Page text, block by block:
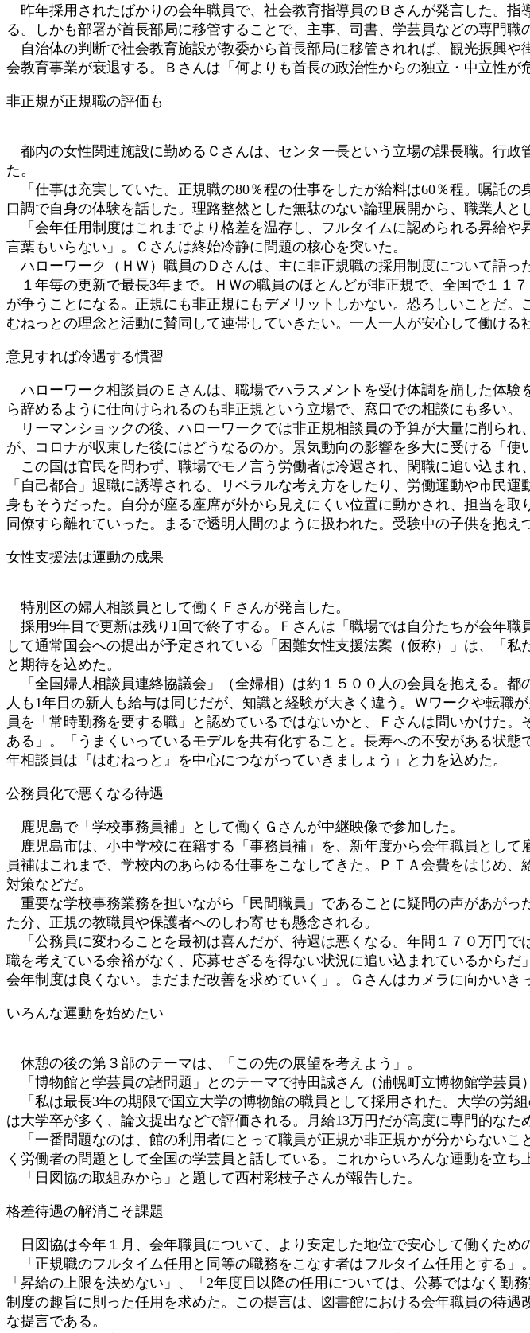
昨年採用されたばかりの会年職員で、社会教育指導員のＢさんが発言した。指
る。しかも部署が首長部局に移管することで、主事、司書、学芸員などの専門職
自治体の判断で社会教育施設が教委から首長部局に移管されれば、観光振興や
会教育事業が衰退する。Ｂさんは「何よりも首長の政治性からの独立・中立性
非正規が正規職の評価も
都内の女性関連施設に勤めるＣさんは、センター長という立場の課長職。行政
た。
「仕事は充実していた。正規職の80％程の仕事をしたが給料は60％程。嘱託
口調で自身の体験を話した。理路整然とした無駄のない論理展開から、職業人と
「会年任用制度はこれまでより格差を温存し、フルタイムに認められる昇給や
言葉もいらない」。Ｃさんは終始冷静に問題の核心を突いた。
ハローワーク（ＨＷ）職員のＤさんは、主に非正規職の採用制度について語っ
１年毎の更新で最長3年まで。ＨＷの職員のほとんどが非正規で、全国で１１
が争うことになる。正規にも非正規にもデメリットしかない。恐ろしいことだ
むねっとの理念と活動に賛同して連帯していきたい。一人一人が安心して働ける
意見すれば冷遇する慣習
ハローワーク相談員のＥさんは、職場でハラスメントを受け体調を崩した体験
ら辞めるように仕向けられるのも非正規という立場で、窓口での相談にも多い。
リーマンショックの後、ハローワークでは非正規相談員の予算が大量に削られ
が、コロナが収束した後にはどうなるのか。景気動向の影響を多大に受ける「使
この国は官民を問わず、職場でモノ言う労働者は冷遇され、閑職に追い込まれ、
「自己都合」退職に誘導される。リベラルな考え方をしたり、労働運動や市民
身もそうだった。自分が座る座席が外から見えにくい位置に動かされ、担当を
同僚すら離れていった。まるで透明人間のように扱われた。受験中の子供を抱え
女性支援法は運動の成果
特別区の婦人相談員として働くＦさんが発言した。
採用9年目で更新は残り1回で終了する。Ｆさんは「職場では自分たちが会年職
して通常国会への提出が予定されている「困難女性支援法案（仮称）」は、「
と期待を込めた。
「全国婦人相談員連絡協議会」（全婦相）は約１５００人の会員を抱える。都
人も1年目の新人も給与は同じだが、知識と経験が大きく違う。Ｗワークや転職
員を「常時勤務を要する職」と認めているではないかと、Ｆさんは問いかけた
ある」。「うまくいっているモデルを共有化すること。長寿への不安がある状
年相談員は『はむねっと』を中心につながっていきましょう」と力を込めた。
公務員化で悪くなる待遇
鹿児島で「学校事務員補」として働くＧさんが中継映像で参加した。
鹿児島市は、小中学校に在籍する「事務員補」を、新年度から会年職員として
員補はこれまで、学校内のあらゆる仕事をこなしてきた。ＰＴＡ会費をはじめ
対策などだ。
重要な学校事務業務を担いながら「民間職員」であることに疑問の声があがっ
た分、正規の教職員や保護者へのしわ寄せも懸念される。
「公務員に変わることを最初は喜んだが、待遇は悪くなる。年間１７０万円で
職を考えている余裕がなく、応募せざるを得ない状況に追い込まれているから
会年制度は良くない。まだまだ改善を求めていく」。Ｇさんはカメラに向かいき
いろんな運動を始めたい
休憩の後の第３部のテーマは、「この先の展望を考えよう」。
「博物館と学芸員の諸問題」とのテーマで持田誠さん（浦幌町立博物館学芸員
「私は最長3年の期限で国立大学の博物館の職員として採用された。大学の労
は大学卒が多く、論文提出などで評価される。月給13万円だが高度に専門的なた
「一番問題なのは、館の利用者にとって職員が正規か非正規かが分からないこ
く労働者の問題として全国の学芸員と話している。これからいろんな運動を立ち
「日図協の取組みから」と題して西村彩枝子さんが報告した。
格差待遇の解消こそ課題
日図協は今年１月、会年職員について、より安定した地位で安心して働くため
「正規職のフルタイム任用と同等の職務をこなす者はフルタイム任用とする」。
「昇給の上限を決めない」、「2年度目以降の任用については、公募ではなく勤
制度の趣旨に則った任用を求めた。この提言は、図書館における会年職員の待
な提言である。